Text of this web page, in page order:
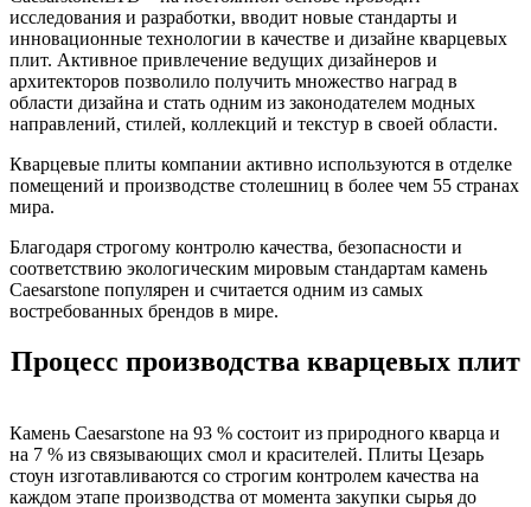
исследования и разработки, вводит новые стандарты и
инновационные технологии в качестве и дизайне кварцевых
плит. Активное привлечение ведущих дизайнеров и
архитекторов позволило получить множество наград в
области дизайна и стать одним из законодателем модных
направлений, стилей, коллекций и текстур в своей области.
Кварцевые плиты компании активно используются в отделке
помещений и производстве столешниц в более чем 55 странах
мира.
Благодаря строгому контролю качества, безопасности и
соответствию экологическим мировым стандартам камень
Caesarstone популярен и считается одним из самых
востребованных брендов в мире.
Процесс производства кварцевых плит
Камень Caesarstone на 93 % состоит из природного кварца и
на 7 % из связывающих смол и красителей. Плиты Цезарь
стоун изготавливаются со строгим контролем качества на
каждом этапе производства от момента закупки сырья до